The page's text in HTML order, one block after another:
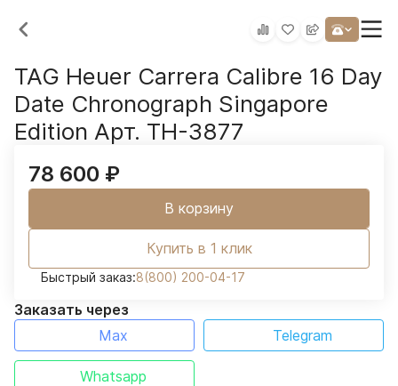
TAG Heuer Carrera Calibre 16 Day
Date Chronograph Singapore
Edition Арт. TH-3877
78 600 ₽
В корзину
Купить в 1 клик
Быстрый заказ:8(800) 200-04-17
Заказать через
Max
Telegram
Whatsapp